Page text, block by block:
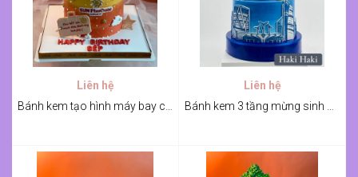
Liên hệ
Liên hệ